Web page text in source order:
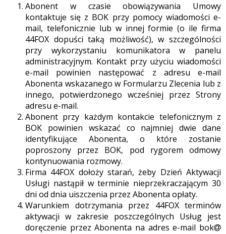
Abonent w czasie obowiązywania Umowy
kontaktuje się z BOK przy pomocy wiadomości e-
mail, telefonicznie lub w innej formie (o ile firma
44FOX dopuści taką możliwość), w szczególności
przy wykorzystaniu komunikatora w panelu
administracyjnym. Kontakt przy użyciu wiadomości
e-mail powinien następować z adresu e-mail
Abonenta wskazanego w Formularzu Zlecenia lub z
innego, potwierdzonego wcześniej przez Strony
adresu e-mail.
Abonent przy każdym kontakcie telefonicznym z
BOK powinien wskazać co najmniej dwie dane
identyfikujące Abonenta, o które zostanie
poproszony przez BOK, pod rygorem odmowy
kontynuowania rozmowy.
Firma 44FOX dołoży starań, żeby Dzień Aktywacji
Usługi nastąpił w terminie nieprzekraczającym 30
dni od dnia uiszczenia przez Abonenta opłaty.
Warunkiem dotrzymania przez 44FOX terminów
aktywacji w zakresie poszczególnych Usług jest
doręczenie przez Abonenta na adres e-mail bok